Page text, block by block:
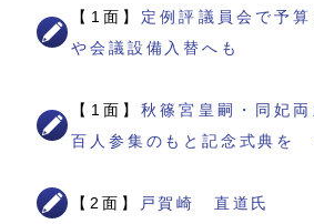
【1面】 定例評議員会で予
や会議設備入替へも
【1面】秋篠宮皇嗣・同妃
百人参集のもと記念式典を
【2面】 戸賀崎 直道氏